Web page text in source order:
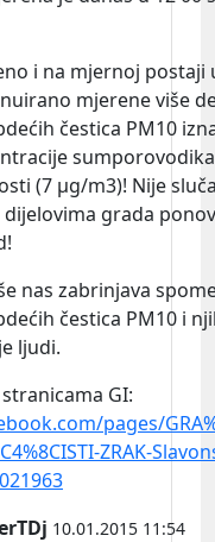
i na mjernoj postaji
mjerene više
čestica PM10
(7 µg/m3)! Nije
grada
nas zabrinjava
čestica PM10 i
ljudi.
stranicama GI:
pages/
ZRAK-
10.01.2015 11:54